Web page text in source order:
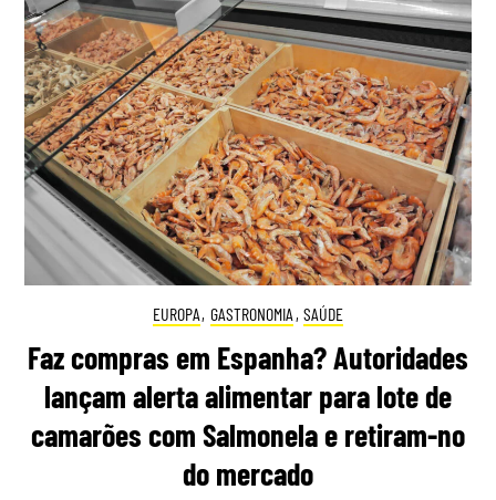
EUROPA, GASTRONOMIA , SAÚDE
Faz compras em Espanha? Autoridades
lançam alerta alimentar para lote de
camarões com Salmonela e retiram-no
do mercado